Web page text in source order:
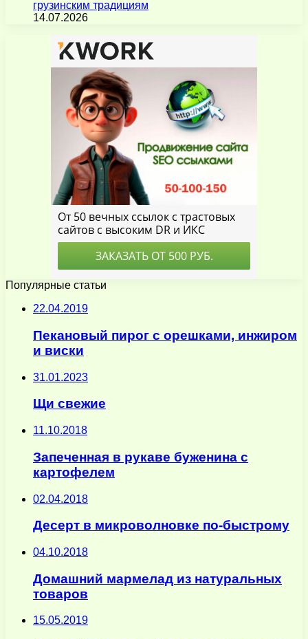
грузинским традициям
14.07.2026
Популярные статьи
22.04.2019
Пекановый пирог с орешками, инжиром
и виски
31.01.2023
Щи свежие
11.10.2018
Запеченная в рукаве буженина с
картофелем
02.04.2018
Десерт в микроволновке по-быстрому
04.10.2018
Домашний мармелад из натуральных
товаров
15.05.2019